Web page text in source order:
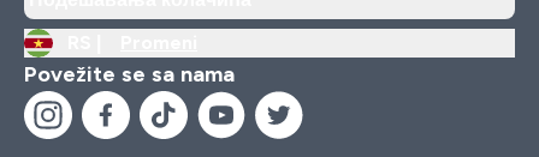
Povežite se sa nama